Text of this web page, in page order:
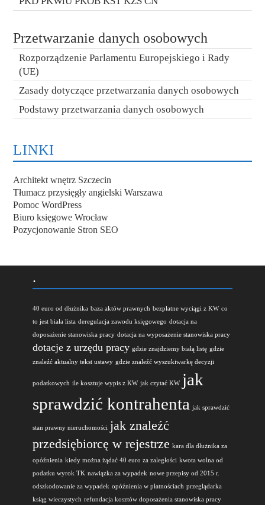
Przetwarzanie danych osobowych
Rozporządzenie Parlamentu Europejskiego i Rady
(UE)
Zasady dotyczące przetwarzania danych osobowych
Podstawy przetwarzania danych osobowych
LINKI
Architekt wnętrz Szczecin
Tłumacz przysięgły angielski Warszawa
Pomoc WordPress
Biuro księgowe Wrocław
Pozycjonowanie Stron SEO
.
40 euro od dłużnika baza aktów prawnych bezpłatne wyciągi z KW co
to jest biała lista deregulacja zawodu księgowego dotacja na
doposażenie stanowiska pracy dotacja na wyposażenie stanowiska pracy
dotacje z urzędu pracy gdzie znajdziemy białą listę gdzie
znaleźć aktualny tekst ustawy gdzie znaleźć wyszukiwarkę decyzji
podatkowych ile kosztuje wypis z KW jak czytać KW jak
sprawdzić kontrahenta jak sprawdzić
stan prawny nieruchomości jak znaleźć
przedsiębiorcę w rejestrze kara dla dłużnika za
opóźnienia kiedy można żądać 40 euro za zaległości kwota wolna od
podatku wyrok TK nawiązka za wypadek nowe przepisy od 2015 r.
odszkodowanie za wypadek opóźnienia w płatnościach przeglądarka
ksiąg wieczystych refundacja kosztów doposażenia stanowiska pracy